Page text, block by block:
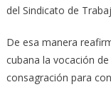
del Sindicato de
De esa manera
cubana la vocación
consagración para